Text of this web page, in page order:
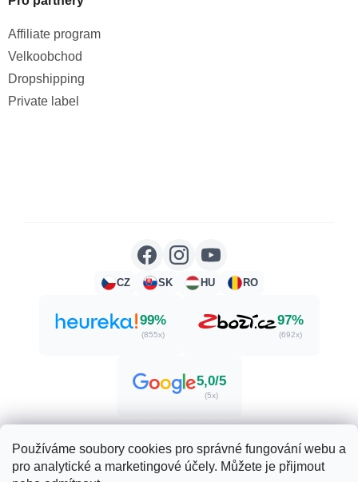
Používáme soubory cookies pro správné fungování webu a
pro analytické a marketingové účely. Můžete je přijmout
Affiliate program
Velkoobchod
Dropshipping
Private label
CZ SK HU RO
99%
(855x)
97%
(692x)
5,0/5
(5x)
Vytvořil Shoptet